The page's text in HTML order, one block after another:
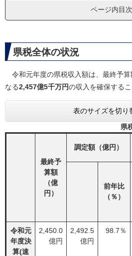
ページ内目次
県税全体の状況
令和元年度の県税収入額は、最終予算
なる2,457億5千万円の収入を確保するこ
表のサイズを切り
県
最終予
算額
（億
円）
調定額（億円）
前年比
（％）
令和元
年度決
算(速
2,450.0
億円
2,492.5
億円
98.7％